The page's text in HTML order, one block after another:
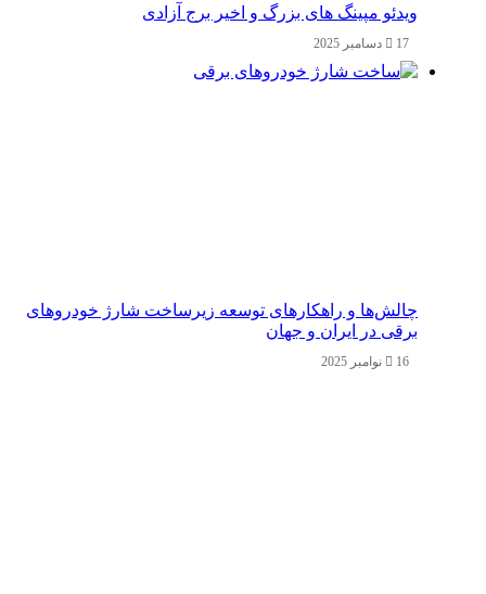
ویدئو مپینگ های بزرگ و اخیر برج آزادی
17 دسامبر 2025
چالش‌ها و راهکارهای توسعه زیرساخت شارژ خودروهای
برقی در ایران و جهان
16 نوامبر 2025